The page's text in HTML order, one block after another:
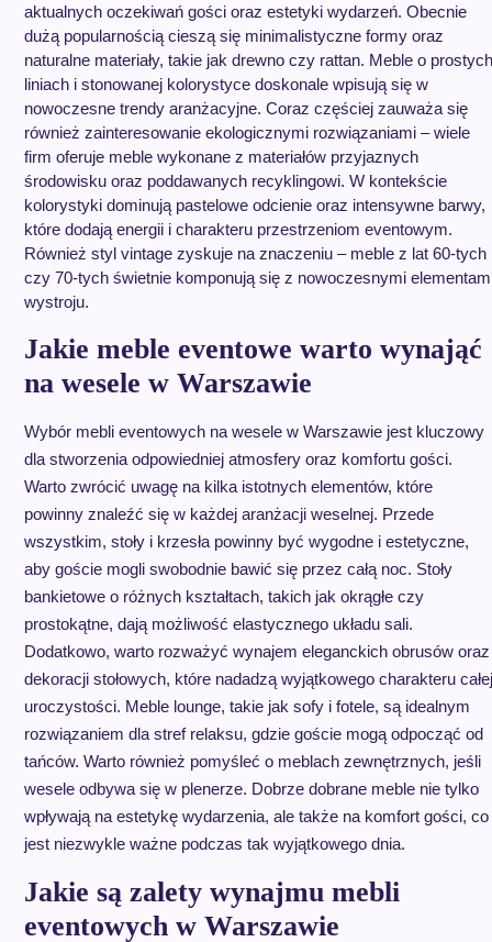
aktualnych oczekiwań gości oraz estetyki wydarzeń. Obecnie
dużą popularnością cieszą się minimalistyczne formy oraz
naturalne materiały, takie jak drewno czy rattan. Meble o prostych
liniach i stonowanej kolorystyce doskonale wpisują się w
nowoczesne trendy aranżacyjne. Coraz częściej zauważa się
również zainteresowanie ekologicznymi rozwiązaniami – wiele
firm oferuje meble wykonane z materiałów przyjaznych
środowisku oraz poddawanych recyklingowi. W kontekście
kolorystyki dominują pastelowe odcienie oraz intensywne barwy,
które dodają energii i charakteru przestrzeniom eventowym.
Również styl vintage zyskuje na znaczeniu – meble z lat 60-tych
czy 70-tych świetnie komponują się z nowoczesnymi
wystroju.
Jakie meble eventowe warto wynająć
na wesele w Warszawie
Wybór mebli eventowych na wesele w Warszawie jest kluczowy
dla stworzenia odpowiedniej atmosfery oraz komfortu gości.
Warto zwrócić uwagę na kilka istotnych elementów, które
powinny znaleźć się w każdej aranżacji weselnej. Przede
wszystkim, stoły i krzesła powinny być wygodne i estetyczne,
aby goście mogli swobodnie bawić się przez całą noc. Stoły
bankietowe o różnych kształtach, takich jak okrągłe czy
prostokątne, dają możliwość elastycznego układu sali.
Dodatkowo, warto rozważyć wynajem eleganckich obrusów oraz
dekoracji stołowych, które nadadzą wyjątkowego charakteru całej
uroczystości. Meble lounge, takie jak sofy i fotele, są idealnym
rozwiązaniem dla stref relaksu, gdzie goście mogą odpocząć od
tańców. Warto również pomyśleć o meblach zewnętrznych, jeśli
wesele odbywa się w plenerze. Dobrze dobrane meble nie tylko
wpływają na estetykę wydarzenia, ale także na komfort gości, co
jest niezwykle ważne podczas tak wyjątkowego dnia.
Jakie są zalety wynajmu mebli
eventowych w Warszawie